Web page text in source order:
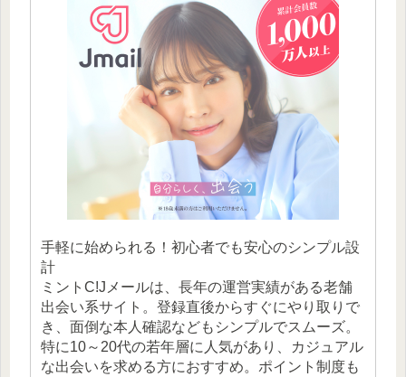
手軽に始められる！初心者でも安心のシンプル設
計
ミントC!Jメールは、長年の運営実績がある老舗
出会い系サイト。登録直後からすぐにやり取りで
き、面倒な本人確認などもシンプルでスムーズ。
特に10～20代の若年層に人気があり、カジュアル
な出会いを求める方におすすめ。ポイント制度も